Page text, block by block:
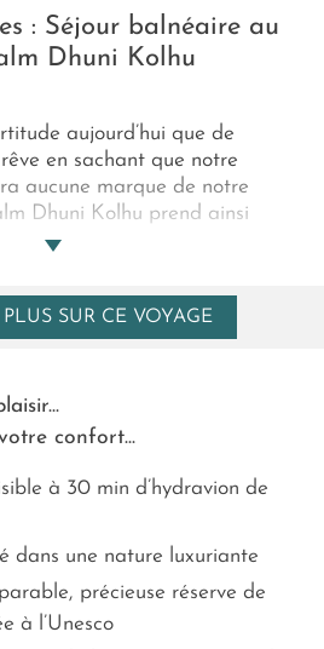
: Séjour balnéaire au
Dhuni Kolhu
aujourd’hui que de
en sachant que notre
aucune marque de notre
Dhuni Kolhu prend ainsi
que de sa nature sauvage.
subtil et réfléchi à l’essence
doux, aux teintes dorées
présente et préservée.
sont vos voisins. La
SUR CE VOYAGE
confort...
à 30 min d’hydravion de
dans une nature luxuriante
précieuse réserve de
à l’Unesco